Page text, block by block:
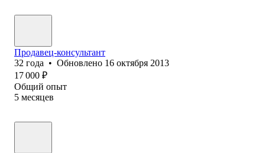
Продавец-консультант
32 года • Обновлено 16 октября 2013
17 000 ₽
Общий опыт
5 месяцев